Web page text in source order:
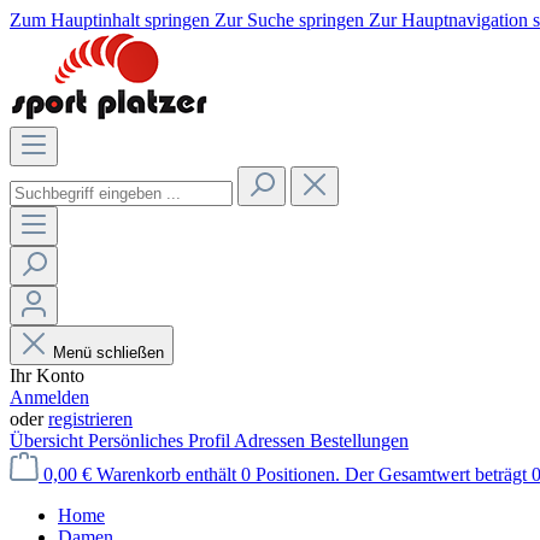
Zum Hauptinhalt springen Zur Suche springen Zur Hauptnavigation
Menü schließen
Ihr Konto
Anmelden
oderregistrieren
Übersicht Persönliches Profil Adressen Bestellungen
0,00 € Warenkorb enthält 0 Positionen. Der Gesamtwert beträgt
Home